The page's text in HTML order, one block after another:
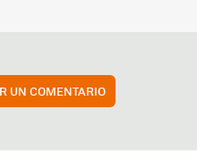
UN COMENTARIO